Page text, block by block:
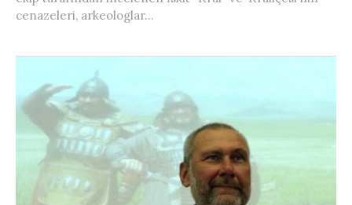
cenazeleri, arkeologlar...